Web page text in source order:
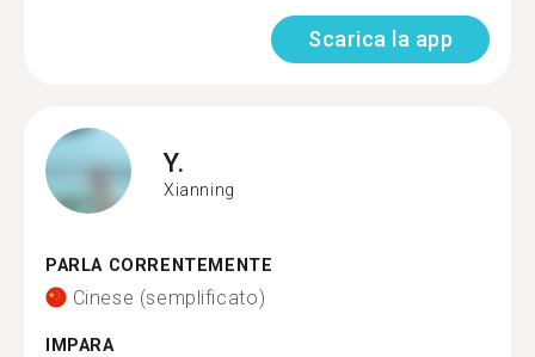
Scarica la app
Y.
Xianning
PARLA CORRENTEMENTE
Cinese (semplificato)
IMPARA